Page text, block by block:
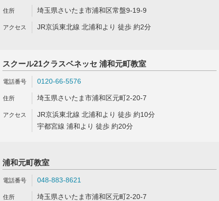
埼玉県さいたま市浦和区常盤9-19-9
JR京浜東北線 北浦和より 徒歩 約2分
スクール21クラスベネッセ 浦和元町教室
0120-66-5576
埼玉県さいたま市浦和区元町2-20-7
JR京浜東北線 北浦和より 徒歩 約10分
宇都宮線 浦和より 徒歩 約20分
浦和元町教室
048-883-8621
埼玉県さいたま市浦和区元町2-20-7